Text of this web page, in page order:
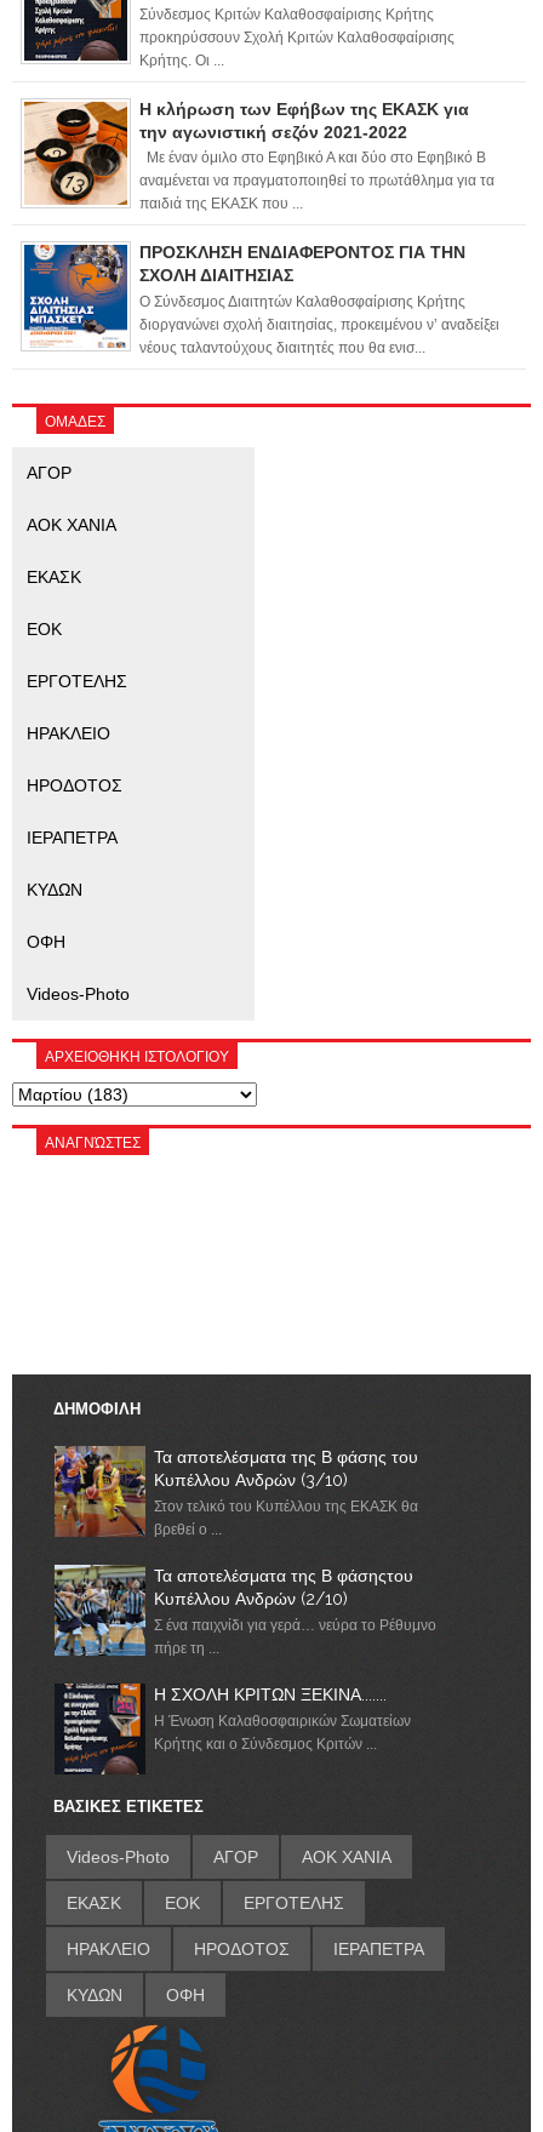
Σύνδεσμος Κριτών Καλαθοσφαίρισης Κρήτης
προκηρύσσουν Σχολή Κριτών Καλαθοσφαίρισης
Κρήτης. Οι ...
Η κλήρωση των Εφήβων της ΕΚΑΣΚ για
την αγωνιστική σεζόν 2021-2022
Με έναν όμιλο στο Εφηβικό Α και δύο στο Εφηβικό Β
αναμένεται να πραγματοποιηθεί το πρωτάθλημα για τα
παιδιά της ΕΚΑΣΚ που ...
ΠΡΟΣΚΛΗΣΗ ΕΝΔΙΑΦΕΡΟΝΤΟΣ ΓΙΑ ΤΗΝ
ΣΧΟΛΗ ΔΙΑΙΤΗΣΙΑΣ
Ο Σύνδεσμος Διαιτητών Καλαθοσφαίρισης Κρήτης
διοργανώνει σχολή διαιτησίας, προκειμένου ν’ αναδείξει
νέους ταλαντούχους διαιτητές που θα ενισ...
ΟΜΑΔΕΣ
ΑΓΟΡ
ΑΟΚ ΧΑΝΙΑ
ΕΚΑΣΚ
ΕΟΚ
ΕΡΓΟΤΕΛΗΣ
ΗΡΑΚΛΕΙΟ
ΗΡΟΔΟΤΟΣ
ΙΕΡΑΠΕΤΡΑ
ΚΥΔΩΝ
ΟΦΗ
Videos-Photo
ΑΡΧΕΙΟΘΗΚΗ ΙΣΤΟΛΟΓΙΟΥ
ΑΝΑΓΝΏΣΤΕΣ
ΔΗΜΟΦΙΛΗ
Τα αποτελέσματα της Β φάσης του
Κυπέλλου Ανδρών (3/10)
Στον τελικό του Κυπέλλου της ΕΚΑΣΚ θα
βρεθεί ο ...
Τα αποτελέσματα της Β φάσηςτου
Κυπέλλου Ανδρών (2/10)
Σ ένα παιχνίδι για γερά… νεύρα το Ρέθυμνο
πήρε τη ...
Η ΣΧΟΛΗ ΚΡΙΤΩΝ ΞΕΚΙΝΑ.......
Η Ένωση Καλαθοσφαιρικών Σωματείων
Κρήτης και ο Σύνδεσμος Κριτών ...
ΒΑΣΙΚΕΣ ΕΤΙΚΕΤΕΣ
Videos-Photo ΑΓΟΡ ΑΟΚ ΧΑΝΙΑ
ΕΚΑΣΚ ΕΟΚ ΕΡΓΟΤΕΛΗΣ
ΗΡΑΚΛΕΙΟ ΗΡΟΔΟΤΟΣ ΙΕΡΑΠΕΤΡΑ
ΚΥΔΩΝ ΟΦΗ